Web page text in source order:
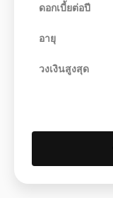
ดอกเบี้ยต่อปี
อายุ
วงเงินสูงสุด